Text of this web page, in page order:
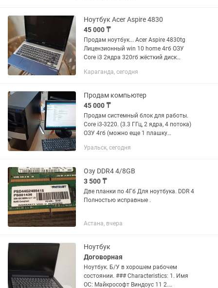
Ноутбук Acer Aspire 4830
45 000 ₸
Продам ноутбук... Acer Aspire 4830tg
Лицензионный win 10 home 4гб ОЗУ
Core i3 2ядра 320гб жёсткий диск
все...кроме дисковода... Открывает ...но
Караганда, сегодня
Продам компьютер
45 000 ₸
Продам системный блок для работы.
Core i3-3220. (3.3 ГГц, 2 ядра, 4 потока)
ОЗУ 4гб (можно еще 1 плашку
Видеокарта отсутствует (можно
Уральск, сегодня
Озу DDR4 4/8GB
3 500 ₸
Две планки по 4Гб Для ноутбука. DDR 4
Полностью исправные .
Астана, вчера
Ноутбук
Договорная
Ноутбук. Б/У в хорошем рабочем
состоянии. ### Characteristics: 1. Имя
ОС: Майкрософт Виндоус 11 2.